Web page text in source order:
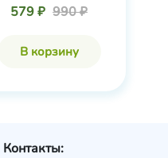
579 ₽ 990 ₽
В корзину
Контакты: